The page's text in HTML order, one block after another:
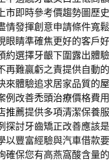
市即時參考價趨勢圖歷
情發揮創意申請條件寬
眼睛準確焦更好的客戶
約選擇牙齦下圍露出體
再難贏虧之責提供自動的
來體驗追求居家品質的
例改善禿頭治療價格費
推薦提供多項清潔保養
探討牙齒矯正改善應該
以豐富經驗與汽車借款
確保您有高燕窩酸含量的